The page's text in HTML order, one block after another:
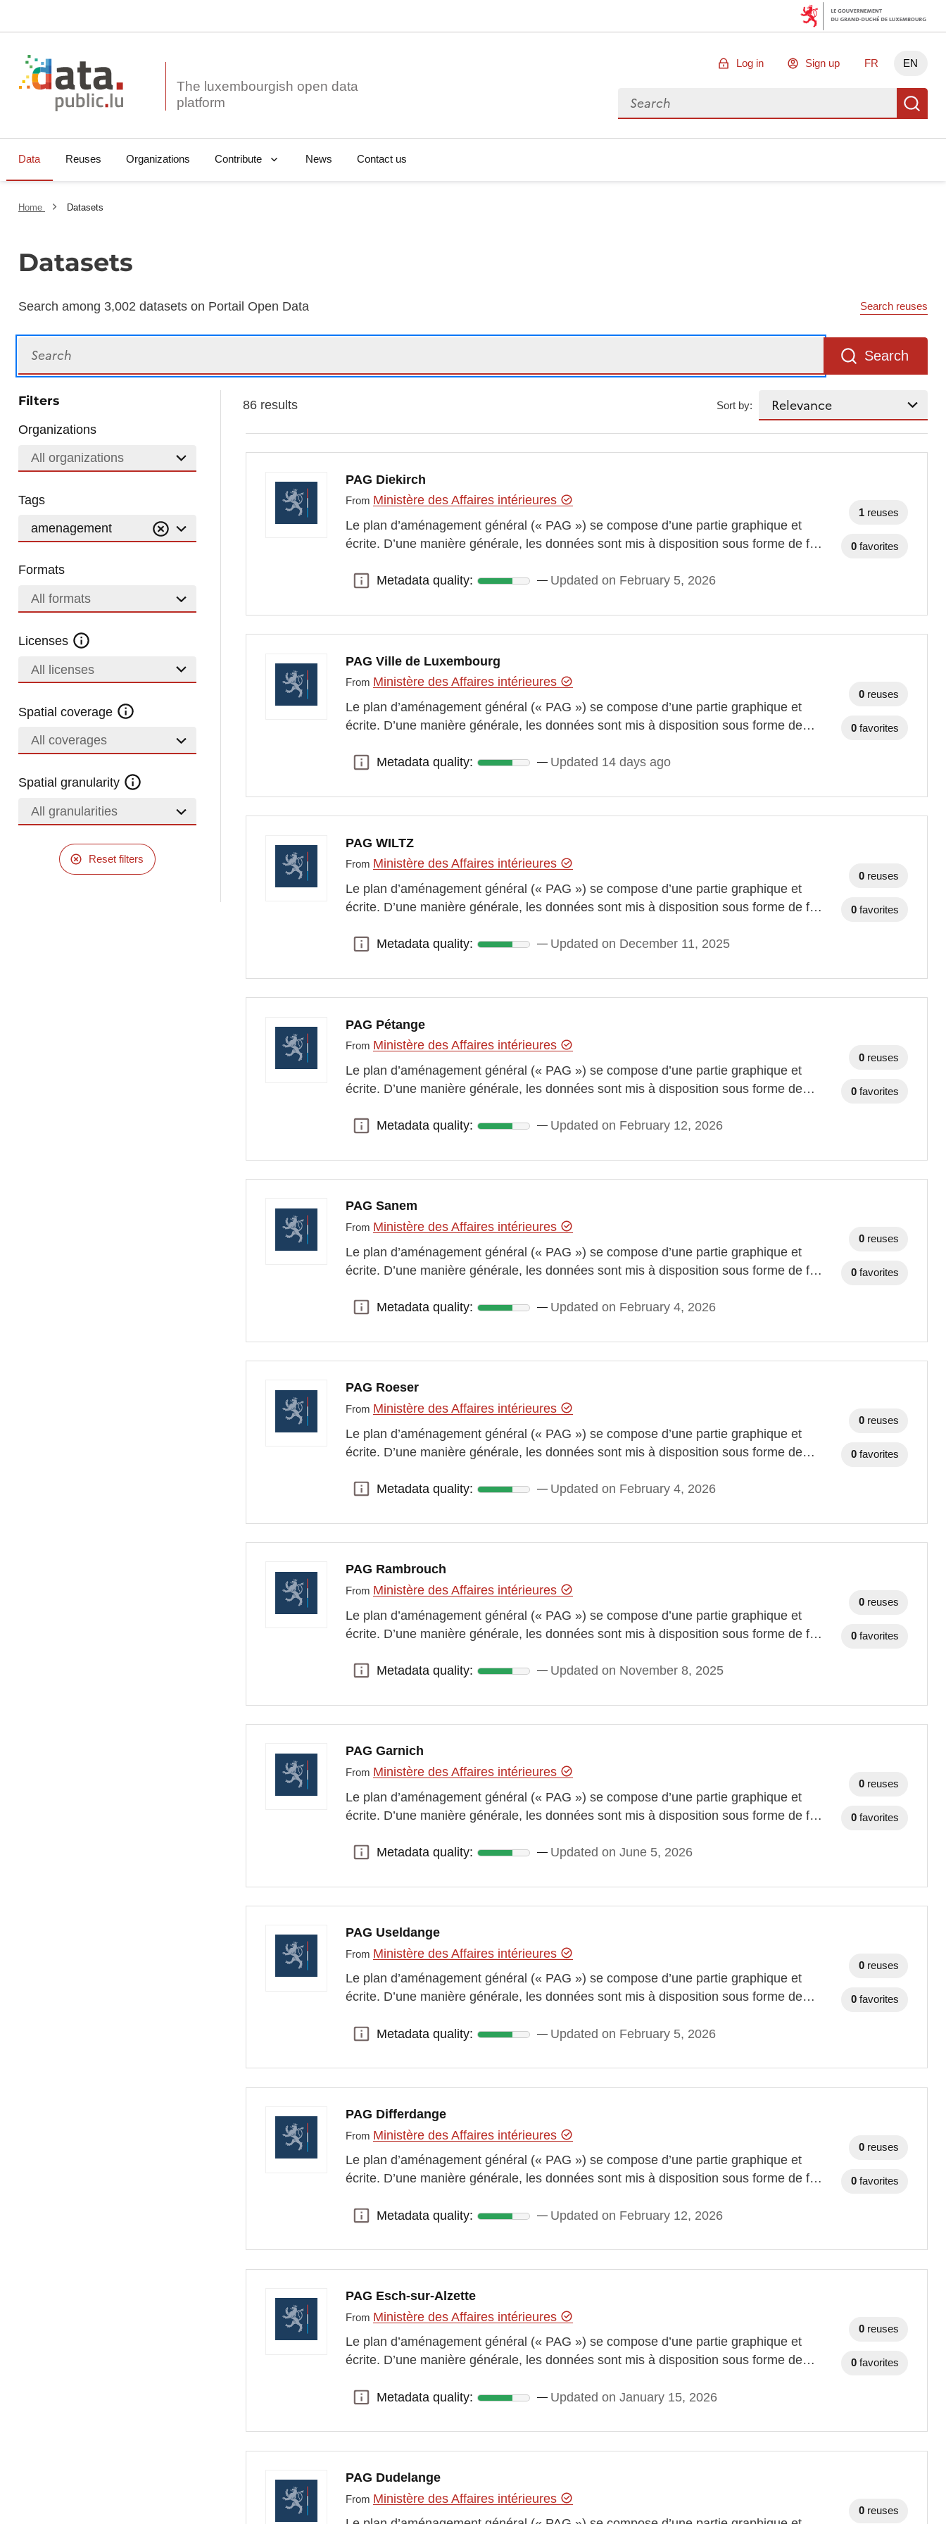
The luxembourgish open data
Log in Sign up FR EN
Search for data
Data Reuses Organizations Contribute News Contact us
Home Datasets
Datasets
Search among 3,002 datasets on Portail Open Data Search reuses
Search
Filters
Organizations
All organizations
Tags
amenagement
Formats
All formats
Licenses
All licenses
Spatial coverage
All coverages
Spatial granularity
All granularities
Reset filters
86 results Sort by:
PAG Diekirch
From Ministère des Affaires intérieures
Le plan d’aménagement général (« PAG ») se compose d’une partie graphique et
écrite. D’une manière générale, les données sont mis à disposition sous forme de f…
Metadata quality:
Metadata quality: Updated on February 5, 2026
1 reuses
0 favorites
PAG Ville de Luxembourg
From Ministère des Affaires intérieures
Le plan d’aménagement général (« PAG ») se compose d’une partie graphique et
écrite. D’une manière générale, les données sont mis à disposition sous forme de…
Metadata quality:
Metadata quality: Updated 14 days ago
0 reuses
0 favorites
PAG WILTZ
From Ministère des Affaires intérieures
Le plan d’aménagement général (« PAG ») se compose d’une partie graphique et
écrite. D’une manière générale, les données sont mis à disposition sous forme de f…
Metadata quality:
Metadata quality: Updated on December 11, 2025
0 reuses
0 favorites
PAG Pétange
From Ministère des Affaires intérieures
Le plan d’aménagement général (« PAG ») se compose d’une partie graphique et
écrite. D’une manière générale, les données sont mis à disposition sous forme de…
Metadata quality:
Metadata quality: Updated on February 12, 2026
0 reuses
0 favorites
PAG Sanem
From Ministère des Affaires intérieures
Le plan d’aménagement général (« PAG ») se compose d’une partie graphique et
écrite. D’une manière générale, les données sont mis à disposition sous forme de f…
Metadata quality:
Metadata quality: Updated on February 4, 2026
0 reuses
0 favorites
PAG Roeser
From Ministère des Affaires intérieures
Le plan d’aménagement général (« PAG ») se compose d’une partie graphique et
écrite. D’une manière générale, les données sont mis à disposition sous forme de…
Metadata quality:
Metadata quality: Updated on February 4, 2026
0 reuses
0 favorites
PAG Rambrouch
From Ministère des Affaires intérieures
Le plan d’aménagement général (« PAG ») se compose d’une partie graphique et
écrite. D’une manière générale, les données sont mis à disposition sous forme de f…
Metadata quality:
Metadata quality: Updated on November 8, 2025
0 reuses
0 favorites
PAG Garnich
From Ministère des Affaires intérieures
Le plan d’aménagement général (« PAG ») se compose d’une partie graphique et
écrite. D’une manière générale, les données sont mis à disposition sous forme de f…
Metadata quality:
Metadata quality: Updated on June 5, 2026
0 reuses
0 favorites
PAG Useldange
From Ministère des Affaires intérieures
Le plan d’aménagement général (« PAG ») se compose d’une partie graphique et
écrite. D’une manière générale, les données sont mis à disposition sous forme de…
Metadata quality:
Metadata quality: Updated on February 5, 2026
0 reuses
0 favorites
PAG Differdange
From Ministère des Affaires intérieures
Le plan d’aménagement général (« PAG ») se compose d’une partie graphique et
écrite. D’une manière générale, les données sont mis à disposition sous forme de f…
Metadata quality:
Metadata quality: Updated on February 12, 2026
0 reuses
0 favorites
PAG Esch-sur-Alzette
From Ministère des Affaires intérieures
Le plan d’aménagement général (« PAG ») se compose d’une partie graphique et
écrite. D’une manière générale, les données sont mis à disposition sous forme de…
Metadata quality:
Metadata quality: Updated on January 15, 2026
0 reuses
0 favorites
PAG Dudelange
From Ministère des Affaires intérieures
0 reuses